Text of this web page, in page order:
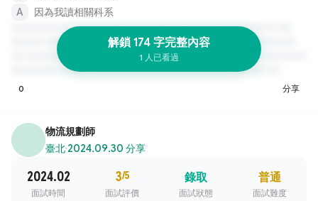
因為我讀相關科系
解鎖 174 字完整內容
1 人已看過
0 分享
物流規劃師
臺北·2024.09.30 分享
2024.02
面試時間
3/5
面試評價
錄取
面試狀態
普通
面試難度